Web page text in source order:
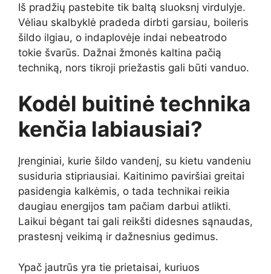
Iš pradžių pastebite tik baltą sluoksnį virdulyje.
Vėliau skalbyklė pradeda dirbti garsiau, boileris
šildo ilgiau, o indaplovėje indai nebeatrodo
tokie švarūs. Dažnai žmonės kaltina pačią
techniką, nors tikroji priežastis gali būti vanduo.
Kodėl buitinė technika
kenčia labiausiai?
Įrenginiai, kurie šildo vandenį, su kietu vandeniu
susiduria stipriausiai. Kaitinimo paviršiai greitai
pasidengia kalkėmis, o tada technikai reikia
daugiau energijos tam pačiam darbui atlikti.
Laikui bėgant tai gali reikšti didesnes sąnaudas,
prastesnį veikimą ir dažnesnius gedimus.
Ypač jautrūs yra tie prietaisai, kuriuos